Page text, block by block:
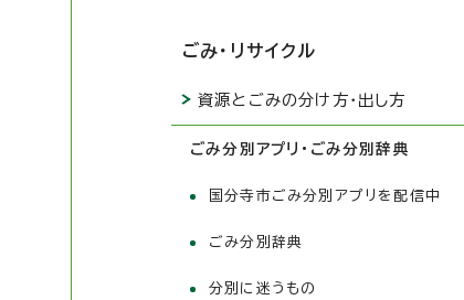
ごみ・リサイクル
資源とごみの分け方・出し方
ごみ分別アプリ・ごみ分別辞典
国分寺市ごみ分別アプリを配信中
ごみ分別辞典
分別に迷うもの